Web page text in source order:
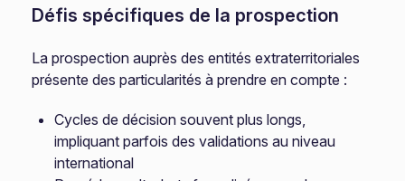
Défis spécifiques de la prospection
La prospection auprès des entités extraterritoriales
présente des particularités à prendre en compte :
Cycles de décision souvent plus longs,
impliquant parfois des validations au niveau
international